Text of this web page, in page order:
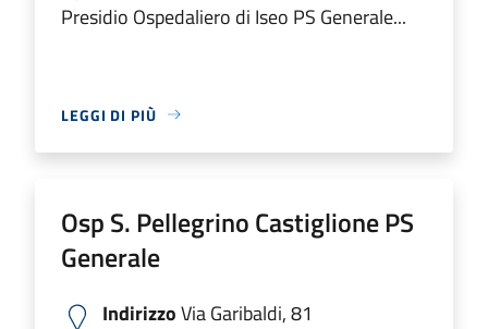
Presidio Ospedaliero di Iseo PS Generale...
LEGGI DI PIÙ
Osp S. Pellegrino Castiglione PS
Generale
IndirizzoVia Garibaldi, 81